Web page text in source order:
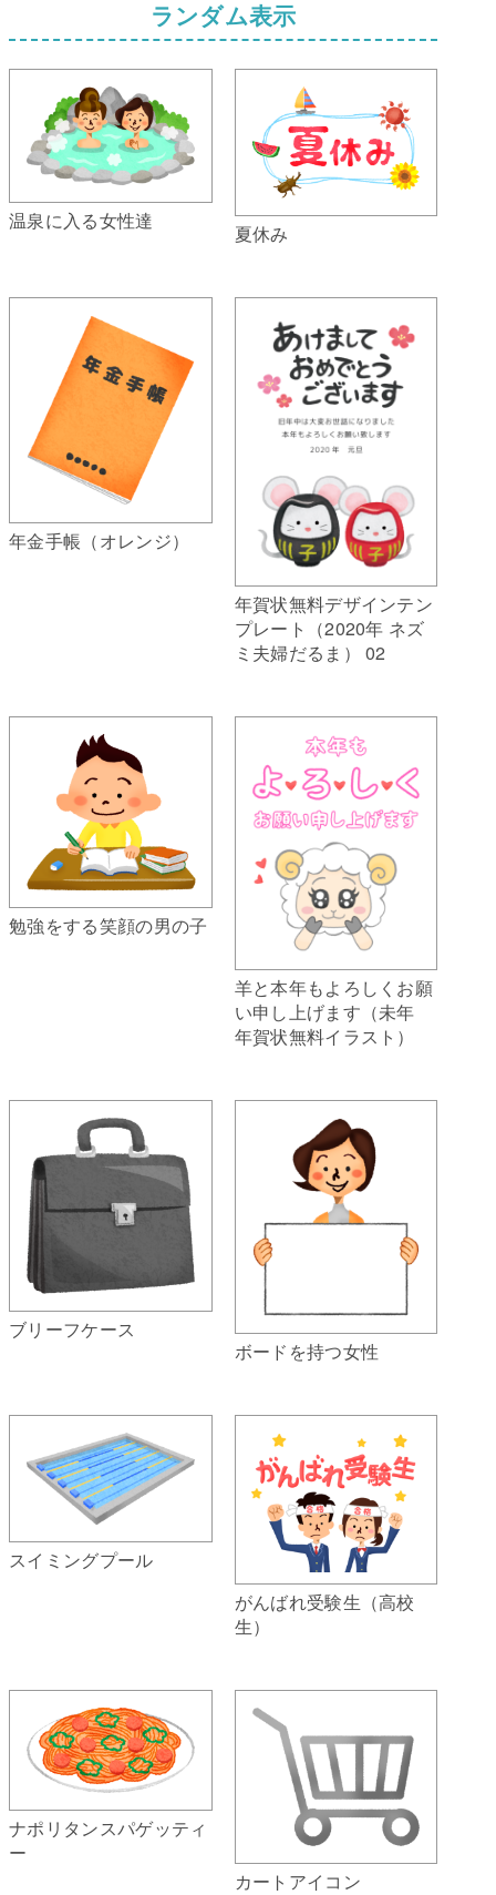
ランダム表示
温泉に入る女性達
夏休み
年金手帳（オレンジ）
年賀状無料デザインテン
プレート（2020年 ネズ
ミ夫婦だるま） 02
勉強をする笑顔の男の子
羊と本年もよろしくお願
い申し上げます（未年
年賀状無料イラスト）
ブリーフケース
ボードを持つ女性
スイミングプール
がんばれ受験生（高校
生）
ナポリタンスパゲッティ
ー
カートアイコン